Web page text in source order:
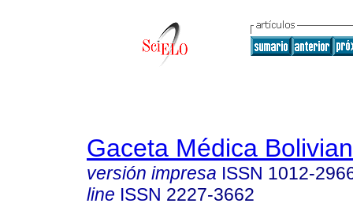
Gaceta Médica
versión impresa ISSN 1012-
line ISSN 2227-3662